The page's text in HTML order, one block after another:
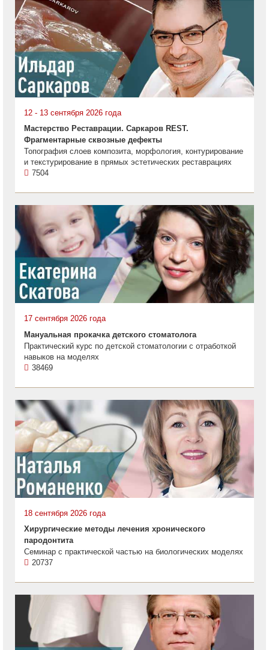
12 - 13 сентября 2026 года
Мастерство Реставрации. Саркаров REST.
Фрагментарные сквозные дефекты
Топография слоев композита, морфология, контурирование
и текстурирование в прямых эстетических реставрациях
7504
17 сентября 2026 года
Мануальная прокачка детского стоматолога
Практический курс по детской стоматологии с отработкой
навыков на моделях
38469
18 сентября 2026 года
Хирургические методы лечения хронического
пародонтита
Семинар с практической частью на биологических моделях
20737